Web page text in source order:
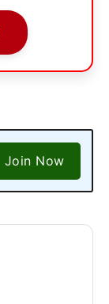
Join Now